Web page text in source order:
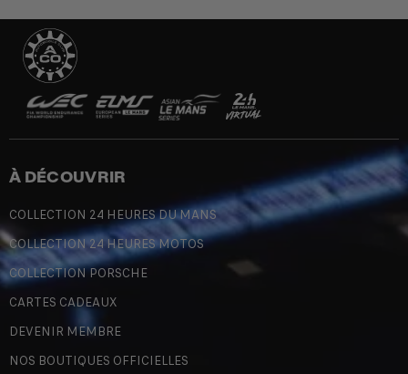
À DÉCOUVRIR
COLLECTION 24 HEURES DU MANS
COLLECTION 24 HEURES MOTOS
COLLECTION PORSCHE
CARTES CADEAUX
DEVENIR MEMBRE
NOS BOUTIQUES OFFICIELLES